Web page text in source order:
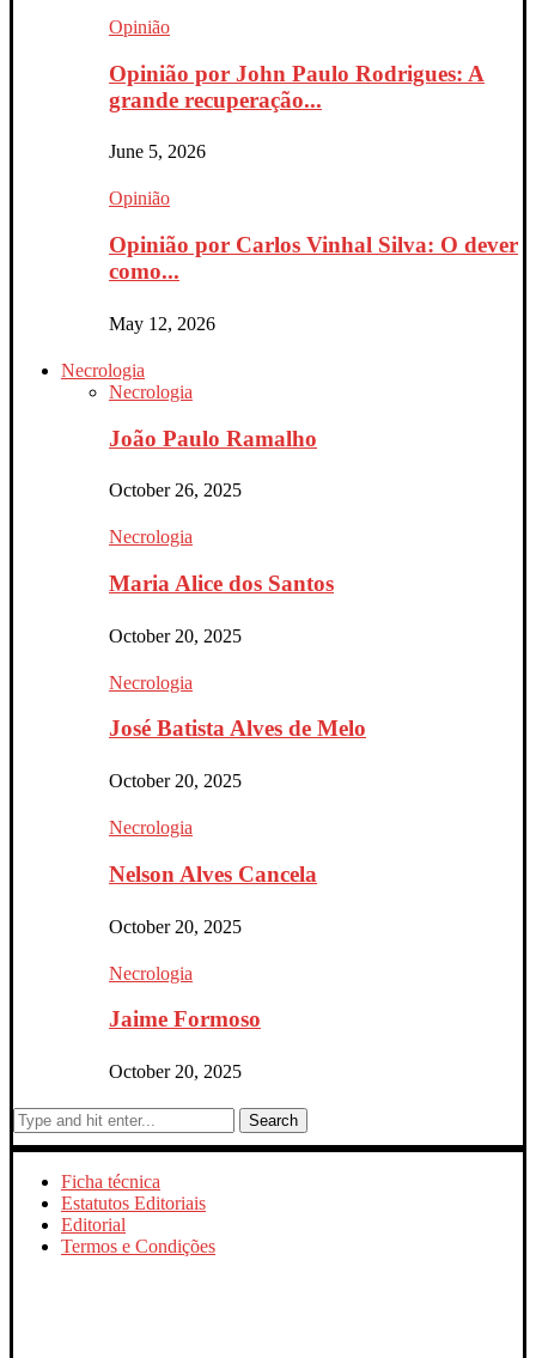
Opinião
Opinião por John Paulo Rodrigues: A
grande recuperação...
June 5, 2026
Opinião
Opinião por Carlos Vinhal Silva: O dever
como...
May 12, 2026
Necrologia
Necrologia
João Paulo Ramalho
October 26, 2025
Necrologia
Maria Alice dos Santos
October 20, 2025
Necrologia
José Batista Alves de Melo
October 20, 2025
Necrologia
Nelson Alves Cancela
October 20, 2025
Necrologia
Jaime Formoso
October 20, 2025
Search
Ficha técnica
Estatutos Editoriais
Editorial
Termos e Condições